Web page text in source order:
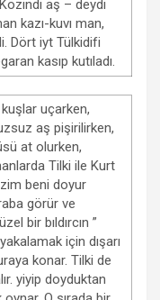
aş – deydi
kazı-kuvı man,
Dört iyt Tülkidifi
kasıp kutıladı.
uçarken,
aş pişirilirken,
at olurken,
Tilki ile Kurt
beni doyur
görür ve
bir bıldırcın ”
için dışarı
konar. Tilki de
yiyip doyduktan